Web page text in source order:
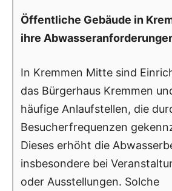
Öffentliche Gebäude in
ihre
In Kremmen Mitte sind
das Bürgerhaus Kremmen
häufige Anlaufstellen, die
Besucherfrequenzen
Dieses erhöht die
insbesondere bei
oder Ausstellungen. Solche